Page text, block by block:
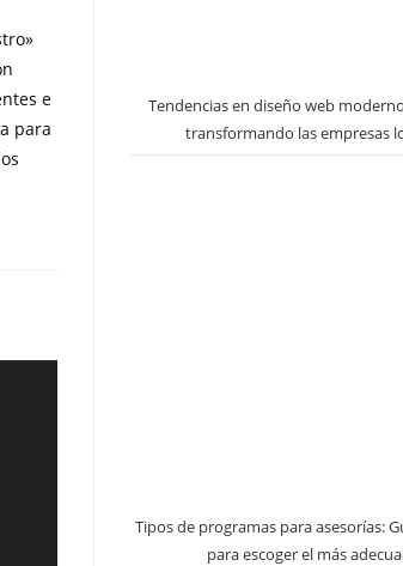
e
para
Tendencias en diseño web
transformando las empresas
Tipos de programas para asesorías:
para escoger el más